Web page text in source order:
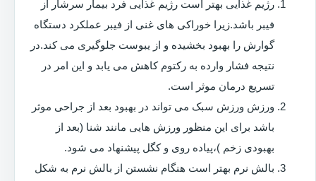
رژیم غذایی بهتر است رژیم غذایی فرد بیمار سرشار از
فیبر باشد.زیرا خوراکی های غنی از فیبر عملکرد دستگاه
گوارش را بهبود بخشیده و از یبوست جلوگیری می کند.در
نتیجه فشار وارده به رکتوم کاهش می یابد و این امر در
تسریع درمان موثر است.
ورزش ورزش سبک می تواند در بهبود بعد از جراحی موثر
باشد برای این منظور ورزش هایی مانند شنا (بعد از
بهبودی زخم )،پیاده روی و کگل پیشنهاد می شود.
بالش نرم بهتر است هنگام نشستن از بالش نرم به شکل